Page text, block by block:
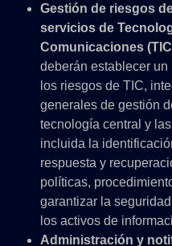
Gestión de riesgos
servicios de
Comunicaciones
deberán establecer
los riesgos de TIC,
generales de gestión
tecnología central y
incluida la
respuesta y
políticas,
garantizar la
los activos de
Administración y